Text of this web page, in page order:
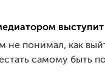
не понимал, как
самому быть